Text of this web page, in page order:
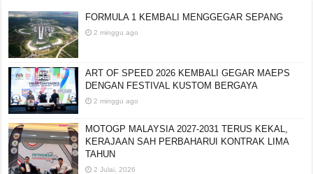
FORMULA 1 KEMBALI MENGGEGAR SEPANG
2 minggu ago
ART OF SPEED 2026 KEMBALI GEGAR MAEPS
DENGAN FESTIVAL KUSTOM BERGAYA
2 minggu ago
MOTOGP MALAYSIA 2027-2031 TERUS KEKAL,
KERAJAAN SAH PERBAHARUI KONTRAK LIMA
TAHUN
2 Julai, 2026